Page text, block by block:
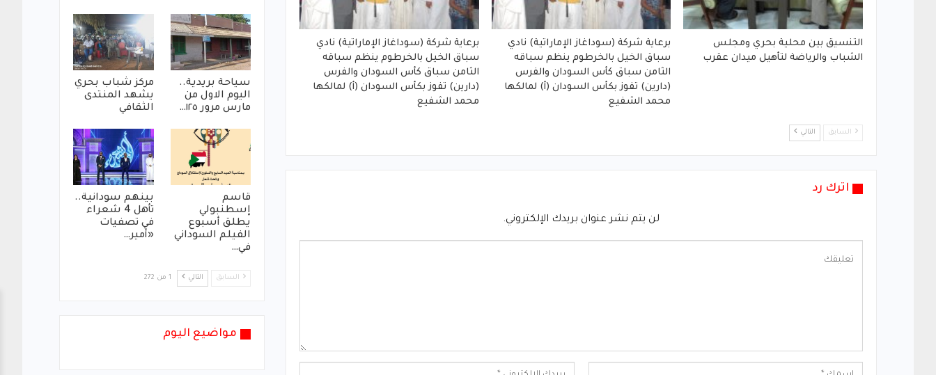
التنسيق بين محلية بحري ومجلس
الشباب والرياضة لتأهيل ميدان عقرب
برعاية شركة (سوداغاز الإماراتية) نادي
سباق الخيل بالخرطوم ينظم سباقه
الثامن سباق كأس السودان والفرس
(دارين) تفوز بكأس السودان (أ) لمالكها
محمد الشفيع
برعاية شركة (سوداغاز الإماراتية) نادي
سباق الخيل بالخرطوم ينظم سباقه
الثامن سباق كأس السودان والفرس
(دارين) تفوز بكأس السودان (أ) لمالكها
محمد الشفيع
السابق التالي
اترك رد
لن يتم نشر عنوان بريدك الإلكتروني.
سياحة بريدية..
اليوم الاول من
مارس مرور ١٢٥…
مركز شباب بحري
يشهد المنتدى
الثقافي
قاسم
إسطنبولي
يطلق أسبوع
الفيلم السوداني
في…
بينهم سودانية..
تأهل 4 شعراء
في تصفيات
«أمير…
السابق التالي 1 من 272
مواضيع اليوم